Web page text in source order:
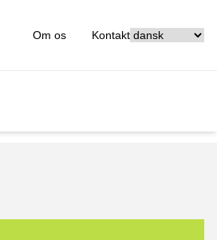
Om os Kontakt